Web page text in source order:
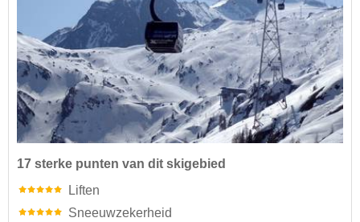
17 sterke punten van dit skigebied
Liften
Sneeuwzekerheid